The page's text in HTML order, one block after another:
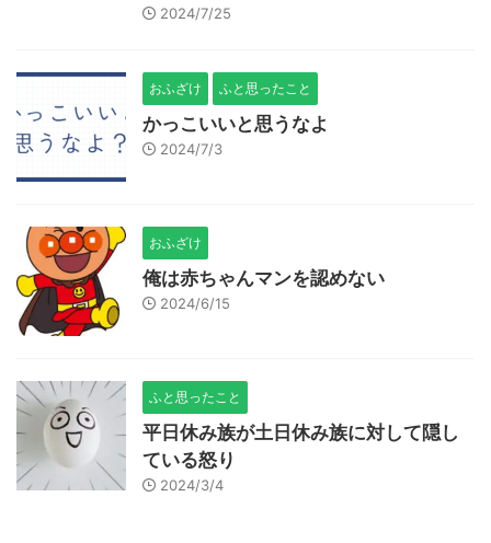
2024/7/25
おふざけ ふと思ったこと
かっこいいと思うなよ
2024/7/3
おふざけ
俺は赤ちゃんマンを認めない
2024/6/15
ふと思ったこと
平日休み族が土日休み族に対して隠し
ている怒り
2024/3/4